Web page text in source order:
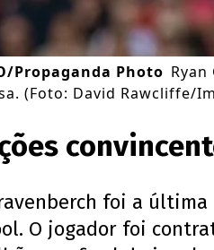
Propaganda Photo
(Foto: David Rawcliffe/
foi a
O jogador foi